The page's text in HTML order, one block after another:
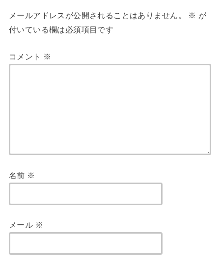
b
o
t
r
e
e
メールアドレスが公開されることはありません。 ※ が
付いている欄は必須項目です
コメント ※
名前 ※
メール ※